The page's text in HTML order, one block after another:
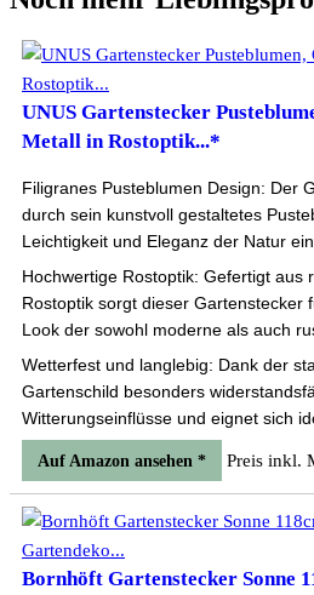
UNUS Gartenstecker
Metall in Rostoptik...*
Filigranes Pusteblumen Design: Der
durch sein kunstvoll gestaltetes
Leichtigkeit und Eleganz der Natur
Hochwertige Rostoptik: Gefertigt aus
Rostoptik sorgt dieser Gartenstecker
Look der sowohl moderne als auch
Wetterfest und langlebig: Dank der
Gartenschild besonders
Witterungseinflüsse und eignet sich
Auf Amazon ansehen * Preis inkl.
Bornhöft Gartenstecker Sonne